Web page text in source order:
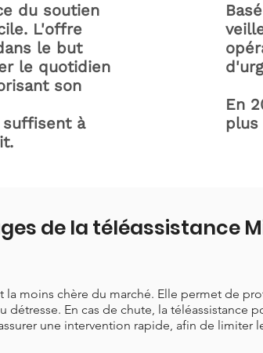
du soutien
L'offre
le but
le quotidien
son
à
En
plus
de la téléassistance
la moins chère du marché. Elle permet de
détresse. En cas de chute, la téléassistance
une intervention rapide, afin de limiter